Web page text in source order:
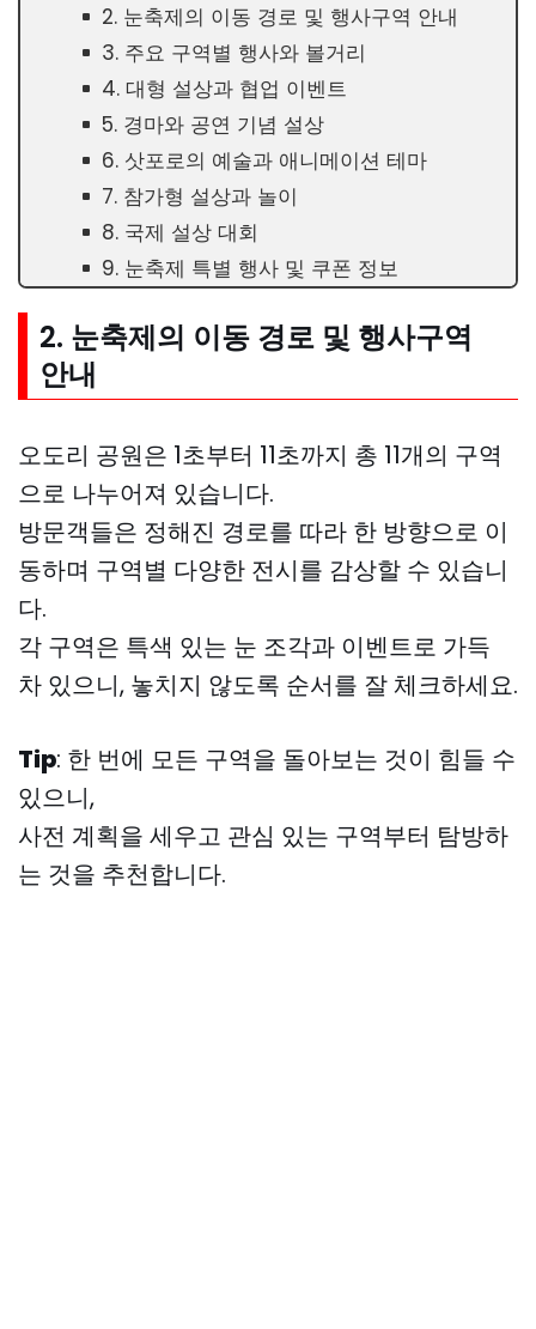
2. 눈축제의 이동 경로 및 행사구역 안내
3. 주요 구역별 행사와 볼거리
4. 대형 설상과 협업 이벤트
5. 경마와 공연 기념 설상
6. 삿포로의 예술과 애니메이션 테마
7. 참가형 설상과 놀이
8. 국제 설상 대회
9. 눈축제 특별 행사 및 쿠폰 정보
2. 눈축제의 이동 경로 및 행사구역
안내
오도리 공원은 1초부터 11초까지 총 11개의 구역
으로 나누어져 있습니다.
방문객들은 정해진 경로를 따라 한 방향으로 이
동하며 구역별 다양한 전시를 감상할 수 있습니
다.
각 구역은 특색 있는 눈 조각과 이벤트로 가득
차 있으니, 놓치지 않도록 순서를 잘 체크하세요.
Tip: 한 번에 모든 구역을 돌아보는 것이 힘들 수
있으니,
사전 계획을 세우고 관심 있는 구역부터 탐방하
는 것을 추천합니다.